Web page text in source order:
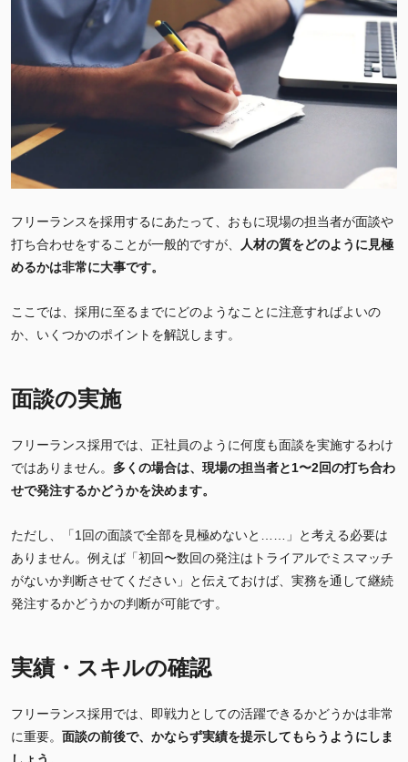
フリーランスを採用するにあたって、おもに現場の担当者が面談や
打ち合わせをすることが一般的ですが、
人材の質をどのように見極
めるかは非常に大事です。
ここでは、採用に至るまでにどのようなことに注意すればよいの
か、いくつかのポイントを解説します。
面談の実施
フリーランス採用では、正社員のように何度も面談を実施するわけ
ではありません。 多くの場合は、現場の担当者と1〜2回の打ち合わ
せで発注するかどうかを決めます。
ただし、「1回の面談で全部を見極めないと……」と考える必要は
ありません。例えば「初回〜数回の発注はトライアルでミスマッチ
がないか判断させてください」と伝えておけば、実務を通して継続
発注するかどうかの判断が可能です。
実績・スキルの確認
フリーランス採用では、即戦力としての活躍できるかどうかは非常
に重要。 面談の前後で、かならず実績を提示してもらうようにしま